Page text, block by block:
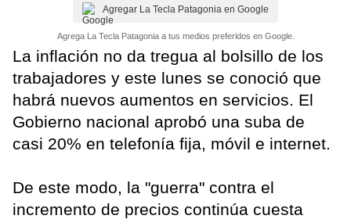
Agregar La Tecla Patagonia en Google
Agrega La Tecla Patagonia a tus medios preferidos en Google.
La inflación no da tregua al bolsillo de los
trabajadores y este lunes se conoció que
habrá nuevos aumentos en servicios. El
Gobierno nacional aprobó una suba de
casi 20% en telefonía fija, móvil e internet.
De este modo, la "guerra" contra el
incremento de precios continúa cuesta